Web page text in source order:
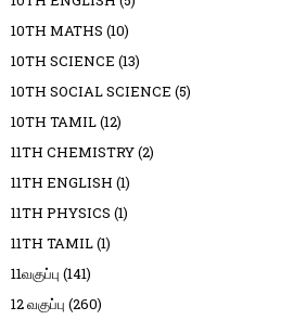
10TH MATHS (10)
10TH SCIENCE (13)
10TH SOCIAL SCIENCE (5)
10TH TAMIL(12)
11TH CHEMISTRY(2)
11TH ENGLISH (1)
11TH PHYSICS (1)
11TH TAMIL(1)
11வகுப்பு (141)
12 வகுப்பு (260)